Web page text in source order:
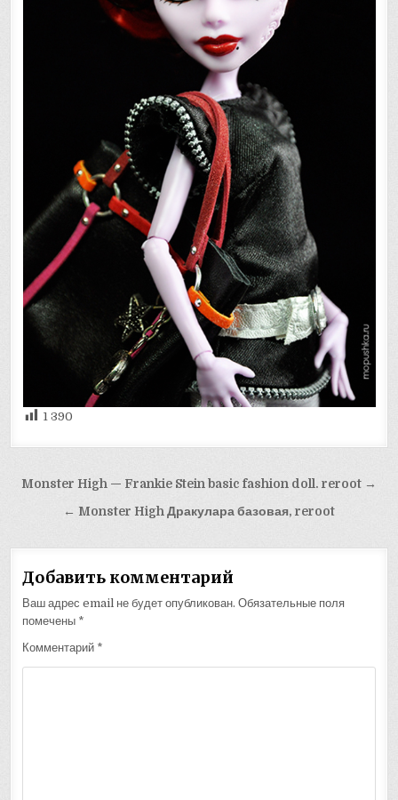
1 390
Навигация
Monster High — Frankie Stein basic fashion doll. reroot →
← Monster High Дракулара базовая, reroot
Добавить комментарий
Ваш адрес email не будет опубликован. Обязательные поля
помечены *
Комментарий *